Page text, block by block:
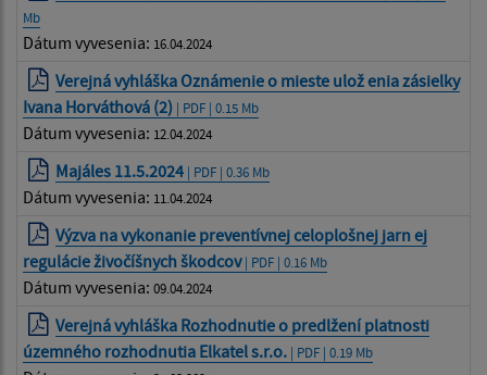
Mb
Dátum vyvesenia: 16.04.2024
Verejná vyhláška Oznámenie o mieste ulož enia zásielky
Ivana Horváthová (2) | PDF | 0.15 Mb
Dátum vyvesenia: 12.04.2024
Majáles 11.5.2024 | PDF | 0.36 Mb
Dátum vyvesenia: 11.04.2024
Výzva na vykonanie preventívnej celoplošnej jarn ej
regulácie živočíšnych škodcov| PDF | 0.16 Mb
Dátum vyvesenia: 09.04.2024
Verejná vyhláška Rozhodnutie o predlžení platnosti
územného rozhodnutia Elkatel s.r.o. | PDF | 0.19 Mb